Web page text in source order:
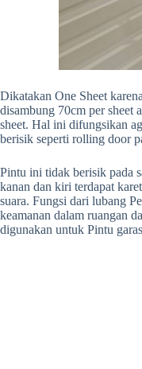
Dikatakan One Sheet
disambung 70cm per sheet
sheet. Hal ini difungsikan
berisik seperti rolling door
Pintu ini tidak berisik pada
kanan dan kiri terdapat
suara. Fungsi dari lubang
keamanan dalam ruangan
digunakan untuk Pintu